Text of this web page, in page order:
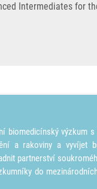
Intermediates for
biomedicínský výzkum
a rakoviny a vyvíjet
partnerství
do